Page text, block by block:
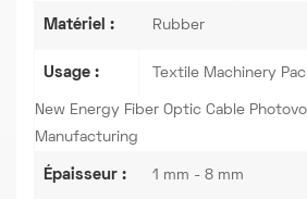
Matériel : Rubber
Usage : Textile Machinery
New Energy Fiber Optic Cable
Manufacturing
Épaisseur : 1 mm - 8 mm